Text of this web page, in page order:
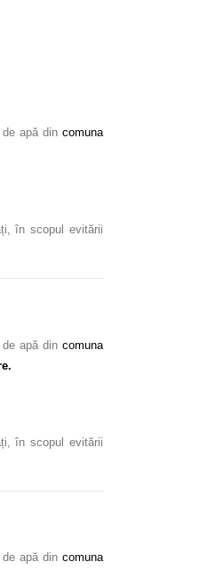
apă din comuna
în scopul evitării
de apă dincomuna
în scopul evitării
de apă dincomuna